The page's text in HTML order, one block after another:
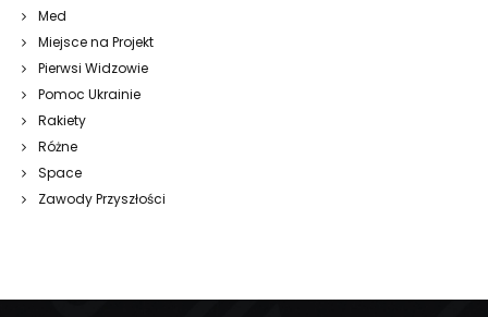
Med
Miejsce na Projekt
Pierwsi Widzowie
Pomoc Ukrainie
Rakiety
Różne
Space
Zawody Przyszłości